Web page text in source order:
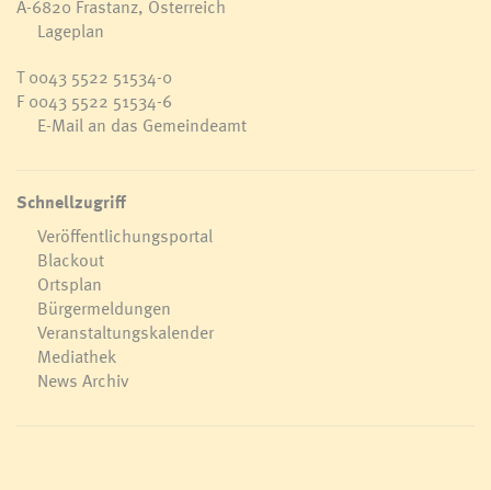
A-6820 Frastanz, Österreich
Lageplan
T0043 5522 51534-0
F 0043 5522 51534-6
E-Mail an das Gemeindeamt
Schnellzugriff
Veröffentlichungsportal
Blackout
Ortsplan
Bürgermeldungen
Veranstaltungskalender
Mediathek
News Archiv